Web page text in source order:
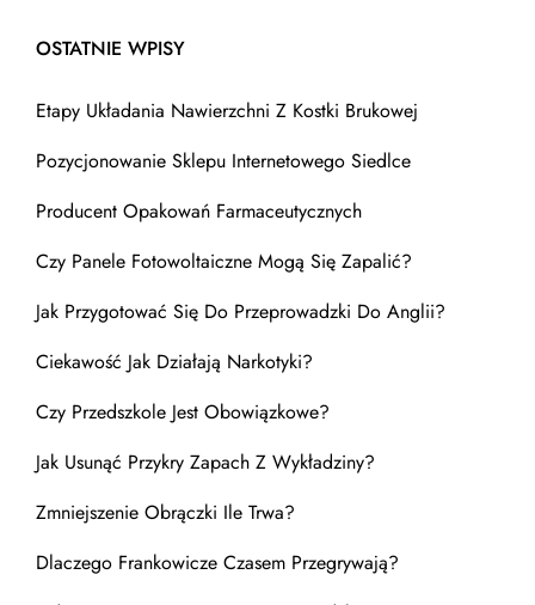
OSTATNIE WPISY
Etapy Układania Nawierzchni Z Kostki Brukowej
Pozycjonowanie Sklepu Internetowego Siedlce
Producent Opakowań Farmaceutycznych
Czy Panele Fotowoltaiczne Mogą Się Zapalić?
Jak Przygotować Się Do Przeprowadzki Do Anglii?
Ciekawość Jak Działają Narkotyki?
Czy Przedszkole Jest Obowiązkowe?
Jak Usunąć Przykry Zapach Z Wykładziny?
Zmniejszenie Obrączki Ile Trwa?
Dlaczego Frankowicze Czasem Przegrywają?